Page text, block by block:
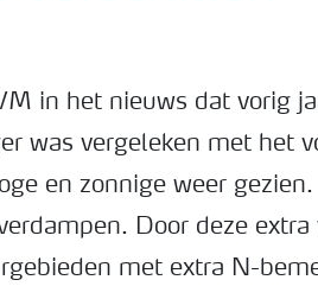
in het nieuws dat vorig
was vergeleken met het
en zonnige weer
Door deze
met extra N-